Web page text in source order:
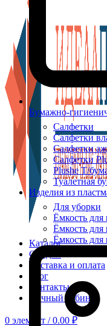
Каталог
Скидки
Доставка и оплата
Блог
Контакты
Личный кабинет
0 элемент / 0.00 ₽
Бумажно-
Салфетки
Салфетки
Салфетки
Салфетки
Plushe Т/
Туалетная
Изделия из
Для уборки
Ёмкость
Ёмкость для
Ёмкость